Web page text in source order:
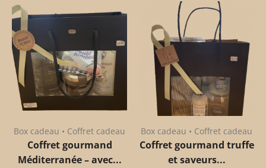
Box cadeau • Coffret cadeau
Coffret gourmand
Méditerranée – avec...
Box cadeau • Coffret cadeau
Coffret gourmand truffe
et saveurs...